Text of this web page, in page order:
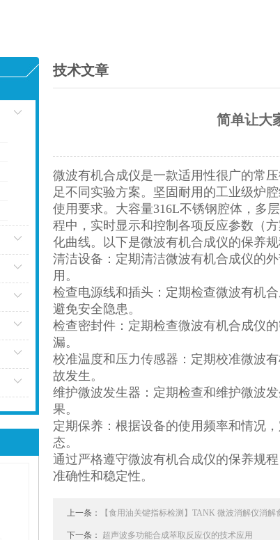
技术文章
简单让大
微波有机合成仪是一款适用性很广的常
足不同实验方案。坚固耐用的工业级炉
使用要求。大容量316L不锈钢腔体，多
程中，实时显示和控制各项反应参数（
化曲线。以下是微波有机合成仪的保养
清洁设备：定期清洁微波有机合成仪的
用。
检查电源线和插头：定期检查微波有机
避免安全隐患。
检查密封件：定期检查微波有机合成仪
漏。
校准温度和压力传感器：定期校准微波
故发生。
维护微波发生器：定期检查和维护微波
果。
定期保养：根据设备的使用频率和情况
态。
通过严格遵守微波有机合成仪的保养规
准确性和稳定性。
上一条： 【食用油关键指标检测】TANK 微波消解仪消解
下一条： 超声波多功能合成萃取反应仪的技术应用